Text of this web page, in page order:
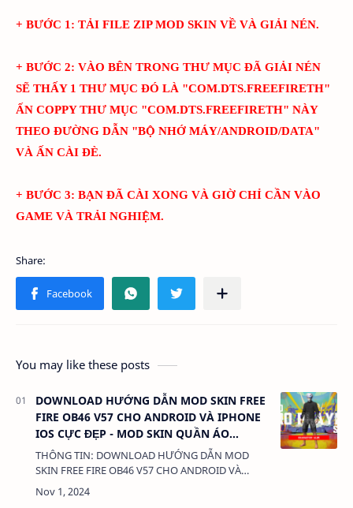
+ BƯỚC 1: TẢI FILE ZIP MOD SKIN VỀ VÀ GIẢI NÉN.
+ BƯỚC 2: VÀO BÊN TRONG THƯ MỤC ĐÃ GIẢI NÉN
SẼ THẤY 1 THƯ MỤC ĐÓ LÀ "COM.DTS.FREEFIRETH"
ẤN COPPY THƯ MỤC "COM.DTS.FREEFIRETH" NÀY
THEO ĐƯỜNG DẪN "BỘ NHỚ MÁY/ANDROID/DATA"
VÀ ẤN CÀI ĐÈ.
+ BƯỚC 3: BẠN ĐÃ CÀI XONG VÀ GIỜ CHỈ CẦN VÀO
GAME VÀ TRẢI NGHIỆM.
You may like these posts
DOWNLOAD HƯỚNG DẪN MOD SKIN FREE
FIRE OB46 V57 CHO ANDROID VÀ IPHONE
IOS CỰC ĐẸP - MOD SKIN QUẦN ÁO
ANTIBAN
THÔNG TIN: DOWNLOAD HƯỚNG DẪN MOD
SKIN FREE FIRE OB46 V57 CHO ANDROID VÀ
IPHONE IOS CỰC ĐẸP - MOD SKIN QUẦN
ÁO ANTIBAN DUNG LƯỢNG: 3MB LINK: